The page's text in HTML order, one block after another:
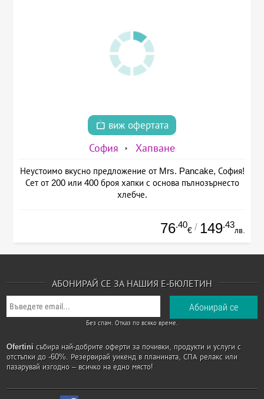
виж офертата
София Хапване
Неустоимо вкусно предложение от Mrs. Pancake, София!
Сет от 200 или 400 броя хапки с основа пълнозърнесто
хлебче.
76.40
€ / 149.43
лв.
АБОНИРАЙ СЕ ЗА НАШИЯ Е-БЮЛЕТИН
Без спам. Отказ по всяко време.
Ofertini събира най-добрите оферти за почивки, продукти и услуги с
отстъпки до -60%. Резервирай уикенд в планината, СПА релакс или
пазарувай изгодно – всичко на едно място!